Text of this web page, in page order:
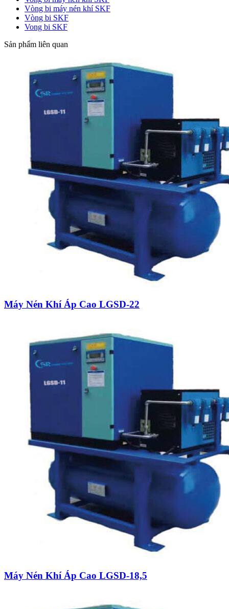
Vòng bi máy nén khí SKF
Vòng bi SKF
Vong bi SKF
Sản phẩm liên quan
Máy Nén Khí Áp Cao LGSD-22
Máy Nén Khí Áp Cao LGSD-18,5